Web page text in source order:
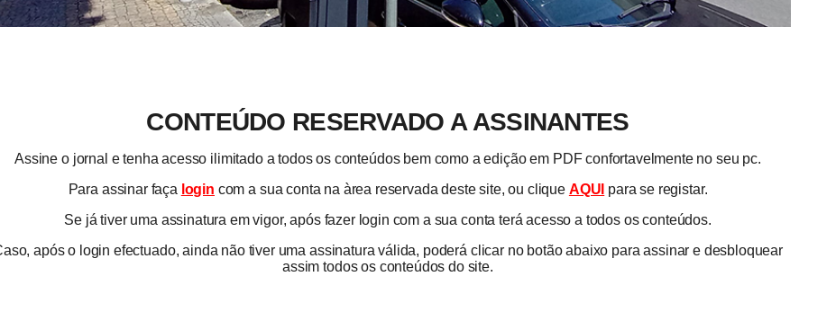
CONTEÚDO RESERVADO A ASSINANTES
Assine o jornal e tenha acesso ilimitado a todos os conteúdos bem como a edição em PDF confortavelmente no seu pc.
Para assinar faça login com a sua conta na àrea reservada deste site, ou clique AQUI para se registar.
Se já tiver uma assinatura em vigor, após fazer login com a sua conta terá acesso a todos os conteúdos.
após o login efectuado, ainda não tiver uma assinatura válida, poderá clicar no botão abaixo para assinar e desbloquear
assim todos os conteúdos do site.